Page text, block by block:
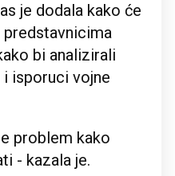
je dodala kako će
bi analizirali
isporuci vojne
problem kako
- kazala je.